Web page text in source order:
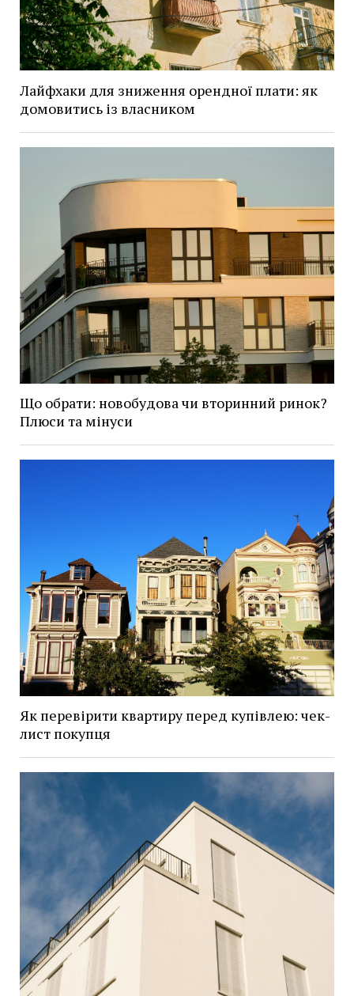
Лайфхаки для зниження орендної плати: як
домовитись із власником
Що обрати: новобудова чи вторинний ринок?
Плюси та мінуси
Як перевірити квартиру перед купівлею: чек-
лист покупця